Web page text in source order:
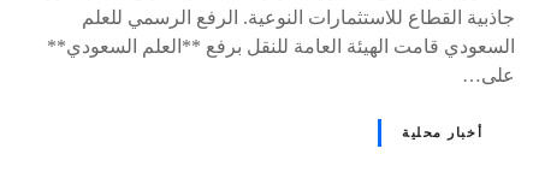
جاذبية القطاع للاستثمارات النوعية. الرفع الرسمي للعلم
السعودي قامت الهيئة العامة للنقل برفع **العلم السعودي**
على…
أخبار محلية